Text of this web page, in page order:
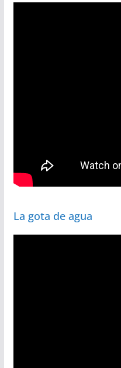
La gota de agua